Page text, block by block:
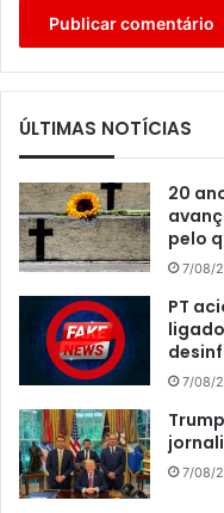
ÚLTIMAS NOTÍCIAS
20
pelo
7/08/
PT
ligado
7/08/
7/08/